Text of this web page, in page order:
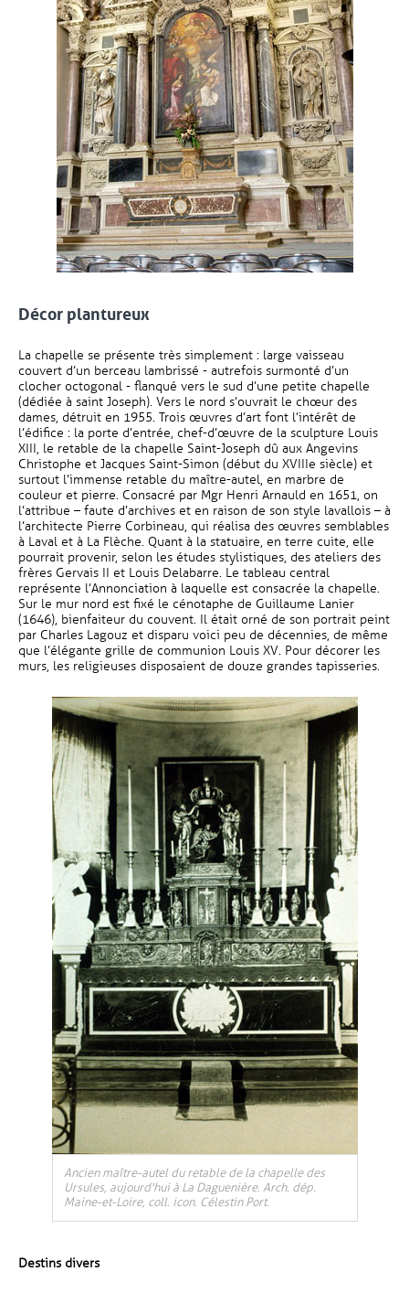
Décor plantureux
La chapelle se présente très simplement : large vaisseau
couvert d’un berceau lambrissé - autrefois surmonté d’un
clocher octogonal - flanqué vers le sud d’une petite chapelle
(dédiée à saint Joseph). Vers le nord s’ouvrait le chœur des
dames, détruit en 1955. Trois œuvres d’art font l’intérêt de
l’édifice : la porte d’entrée, chef-d’œuvre de la sculpture Louis
XIII, le retable de la chapelle Saint-Joseph dû aux Angevins
Christophe et Jacques Saint-Simon (début du XVIIIe siècle) et
surtout l’immense retable du maître-autel, en marbre de
couleur et pierre. Consacré par Mgr Henri Arnauld en 1651, on
l’attribue – faute d’archives et en raison de son style lavallois – à
l’architecte Pierre Corbineau, qui réalisa des œuvres semblables
à Laval et à La Flèche. Quant à la statuaire, en terre cuite, elle
pourrait provenir, selon les études stylistiques, des ateliers des
frères Gervais II et Louis Delabarre. Le tableau central
représente l’Annonciation à laquelle est consacrée la chapelle.
Sur le mur nord est fixé le cénotaphe de Guillaume Lanier
(1646), bienfaiteur du couvent. Il était orné de son portrait peint
par Charles Lagouz et disparu voici peu de décennies, de même
que l’élégante grille de communion Louis XV. Pour décorer les
murs, les religieuses disposaient de douze grandes tapisseries.
Ancien maître-autel du retable de la chapelle des
Ursules, aujourd'hui à La Daguenière. Arch. dép.
Maine-et-Loire, coll. icon. Célestin Port.
Destins divers